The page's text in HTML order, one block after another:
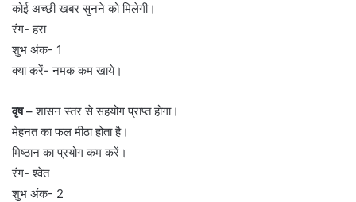
कोई अच्छी खबर सुनने को मिलेगी।
रंग- हरा
शुभ अंक- 1
क्या करें- नमक कम खाये।
वृष –शासन स्तर से सहयोग प्राप्त होगा।
मेहनत का फल मीठा होता है।
मिष्ठान का प्रयोग कम करें।
रंग- श्वेत
शुभ अंक- 2